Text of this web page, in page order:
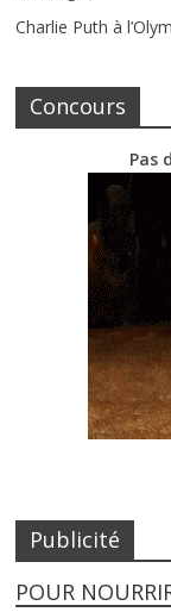
Charlie Puth à
Concours
Pas
Publicité
POUR